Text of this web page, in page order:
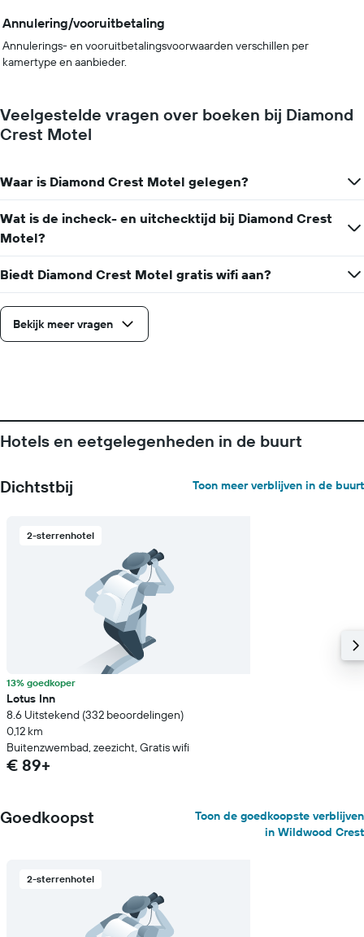
Annulering/vooruitbetaling
Annulerings- en vooruitbetalingsvoorwaarden verschillen per
kamertype en aanbieder.
Veelgestelde vragen over boeken bij Diamond
Crest Motel
Waar is Diamond Crest Motel gelegen?
Wat is de incheck- en uitchecktijd bij Diamond Crest
Motel?
Biedt Diamond Crest Motel gratis wifi aan?
Bekijk meer vragen
Hotels en eetgelegenheden in de buurt
Dichtstbij Toon meer verblijven in de buurt
2-sterrenhotel
13% goedkoper
Lotus Inn
8.6 Uitstekend (332 beoordelingen)
0,12 km
Buitenzwembad, zeezicht, Gratis wifi
€ 89+
Goedkoopst
Toon de goedkoopste verblijven
in Wildwood Crest
2-sterrenhotel